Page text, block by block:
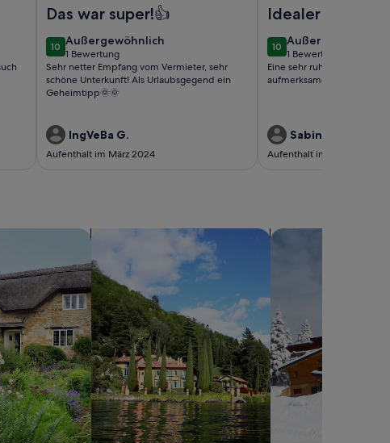
Das war super!👍
1010 von 10
Außergewöhnlich
außergewöhnlich
1 Bewertung
(1
bewertung)
Sehr netter Empfang vom Vermieter, sehr
schöne Unterkunft! Als Urlaubsgegend ein
Geheimtipp🌞🌞
IngVeBa G.
Aufenthalt im März 2024
Idealer
1010 von 10
Außergewöhnlich
außergewöhnlich
1 Bewertung
(1
bewertung)
Eine sehr ruhige
aufmerksame Vermieter.
Sabine N.
Aufenthalt im März 2024
Suche nach Villen Suche nach Chalets